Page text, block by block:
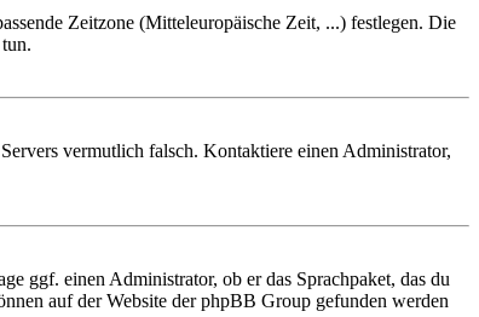
Zeitzone (Mitteleuropäische Zeit, ...) festlegen. Die
vermutlich falsch. Kontaktiere einen Administrator,
ggf. einen Administrator, ob er das Sprachpaket, das du
auf der Website der phpBB Group gefunden werden